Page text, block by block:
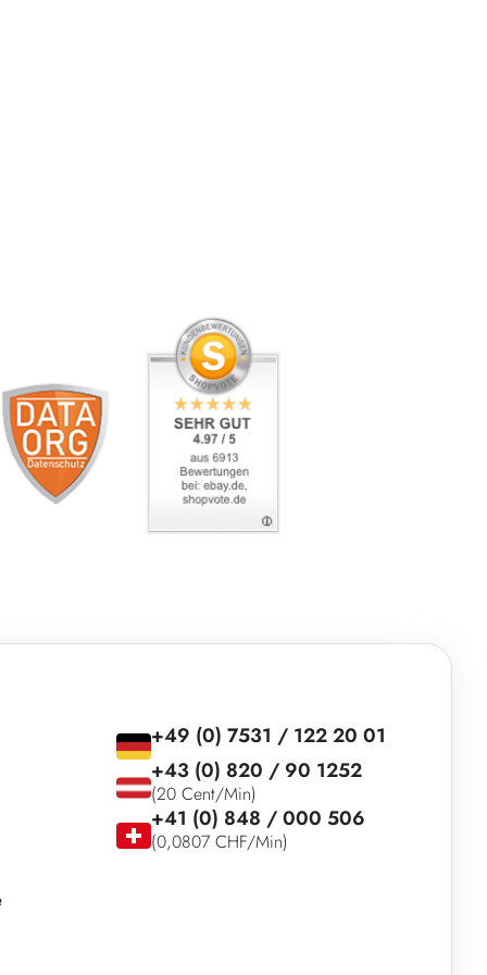
+49 (0) 7531 / 122 20 01
+43 (0) 820 / 90 1252
(20 Cent/Min)
+41 (0) 848 / 000 506
(0,0807 CHF/Min)